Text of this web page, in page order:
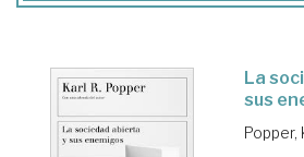
La
sus
Popper,